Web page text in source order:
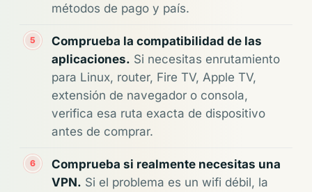
métodos de pago y país.
Comprueba la compatibilidad de las
aplicaciones. Si necesitas enrutamiento
para Linux, router, Fire TV, Apple TV,
extensión de navegador o consola,
verifica esa ruta exacta de dispositivo
antes de comprar.
Comprueba si realmente necesitas una
VPN. Si el problema es un wifi débil, la